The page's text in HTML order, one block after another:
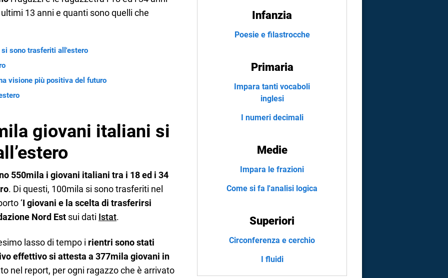
13 anni e quanti sono quelli che
sono trasferiti all'estero
visione più positiva del futuro
giovani italiani si
550mila i giovani italiani tra i 18 ed i 34
. Di questi, 100mila si sono trasferiti nel
‘I giovani e la scelta di trasferirsi
Nord Est sui dati Istat.
lasso di tempo i rientri sono stati
effettivo si attesta a 377mila giovani in
nel report, per ogni ragazzo che è arrivato
Infanzia
Poesie e filastrocche
Primaria
Impara tanti vocaboli
inglesi
I numeri decimali
Medie
Impara le frazioni
Come si fa l'analisi logica
Superiori
Circonferenza e cerchio
I fluidi